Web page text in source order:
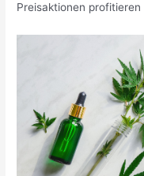
Preisaktionen profitieren